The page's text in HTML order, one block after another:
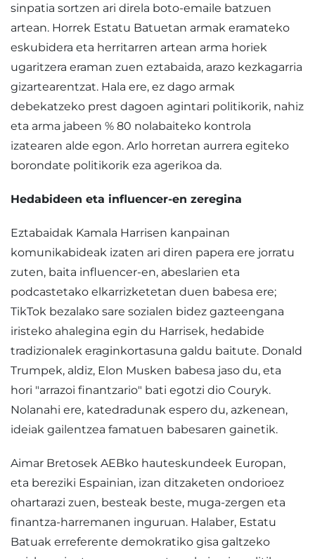
sinpatia sortzen ari direla boto-emaile batzuen
artean. Horrek Estatu Batuetan armak eramateko
eskubidera eta herritarren artean arma horiek
ugaritzera eraman zuen eztabaida, arazo kezkagarria
gizartearentzat. Hala ere, ez dago armak
debekatzeko prest dagoen agintari politikorik, nahiz
eta arma jabeen % 80 nolabaiteko kontrola
izatearen alde egon. Arlo horretan aurrera egiteko
borondate politikorik eza agerikoa da.
Hedabideen eta influencer-en zeregina
Eztabaidak Kamala Harrisen kanpainan
komunikabideak izaten ari diren papera ere jorratu
zuten, baita influencer-en, abeslarien eta
podcastetako elkarrizketetan duen babesa ere;
TikTok bezalako sare sozialen bidez gazteengana
iristeko ahalegina egin du Harrisek, hedabide
tradizionalek eraginkortasuna galdu baitute. Donald
Trumpek, aldiz, Elon Musken babesa jaso du, eta
hori "arrazoi finantzario" bati egotzi dio Couryk.
Nolanahi ere, katedradunak espero du, azkenean,
ideiak gailentzea famatuen babesaren gainetik.
Aimar Bretosek AEBko hauteskundeek Europan,
eta bereziki Espainian, izan ditzaketen ondorioez
ohartarazi zuen, besteak beste, muga-zergen eta
finantza-harremanen inguruan. Halaber, Estatu
Batuak erreferente demokratiko gisa galtzeko